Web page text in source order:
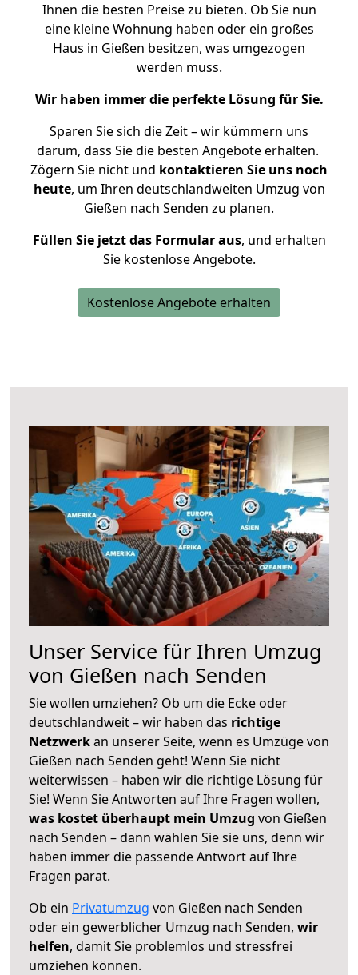
Ihnen die besten Preise zu bieten. Ob Sie nun
eine kleine Wohnung haben oder ein großes
Haus in Gießen besitzen, was umgezogen
werden muss.
Wir haben immer die perfekte Lösung für Sie.
Sparen Sie sich die Zeit – wir kümmern uns
darum, dass Sie die besten Angebote erhalten.
Zögern Sie nicht und kontaktieren Sie uns noch
heute, um Ihren deutschlandweiten Umzug von
Gießen nach Senden zu planen.
Füllen Sie jetzt das Formular aus, und erhalten
Sie kostenlose Angebote.
Kostenlose Angebote erhalten
Unser Service für Ihren Umzug
von Gießen nach Senden
Sie wollen umziehen? Ob um die Ecke oder
deutschlandweit – wir haben das richtige
Netzwerkan unserer Seite, wenn es Umzüge von
Gießen nach Senden geht! Wenn Sie nicht
weiterwissen – haben wir die richtige Lösung für
Sie! Wenn Sie Antworten auf Ihre Fragen wollen,
was kostet überhaupt mein Umzug von Gießen
nach Senden – dann wählen Sie sie uns, denn wir
haben immer die passende Antwort auf Ihre
Fragen parat.
Ob ein Privatumzug von Gießen nach Senden
oder ein gewerblicher Umzug nach Senden, wir
helfen, damit Sie problemlos und stressfrei
umziehen können.